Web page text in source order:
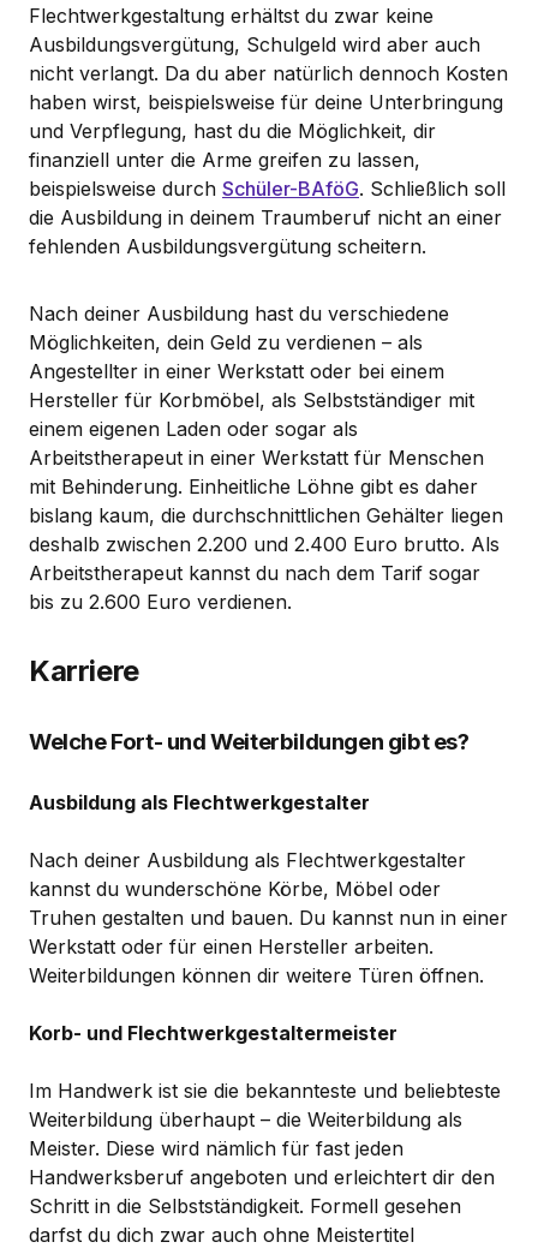
Flechtwerkgestaltung erhältst du zwar keine
Ausbildungsvergütung, Schulgeld wird aber auch
nicht verlangt. Da du aber natürlich dennoch Kosten
haben wirst, beispielsweise für deine Unterbringung
und Verpflegung, hast du die Möglichkeit, dir
finanziell unter die Arme greifen zu lassen,
beispielsweise durch Schüler-BAföG. Schließlich soll
die Ausbildung in deinem Traumberuf nicht an einer
fehlenden Ausbildungsvergütung scheitern.
Nach deiner Ausbildung hast du verschiedene
Möglichkeiten, dein Geld zu verdienen – als
Angestellter in einer Werkstatt oder bei einem
Hersteller für Korbmöbel, als Selbstständiger mit
einem eigenen Laden oder sogar als
Arbeitstherapeut in einer Werkstatt für Menschen
mit Behinderung. Einheitliche Löhne gibt es daher
bislang kaum, die durchschnittlichen Gehälter liegen
deshalb zwischen 2.200 und 2.400 Euro brutto. Als
Arbeitstherapeut kannst du nach dem Tarif sogar
bis zu 2.600 Euro verdienen.
Karriere
Welche Fort- und Weiterbildungen gibt es?
Ausbildung als Flechtwerkgestalter
Nach deiner Ausbildung als Flechtwerkgestalter
kannst du wunderschöne Körbe, Möbel oder
Truhen gestalten und bauen. Du kannst nun in einer
Werkstatt oder für einen Hersteller arbeiten.
Weiterbildungen können dir weitere Türen öffnen.
Korb- und Flechtwerkgestaltermeister
Im Handwerk ist sie die bekannteste und beliebteste
Weiterbildung überhaupt – die Weiterbildung als
Meister. Diese wird nämlich für fast jeden
Handwerksberuf angeboten und erleichtert dir den
Schritt in die Selbstständigkeit. Formell gesehen
darfst du dich zwar auch ohne Meistertitel